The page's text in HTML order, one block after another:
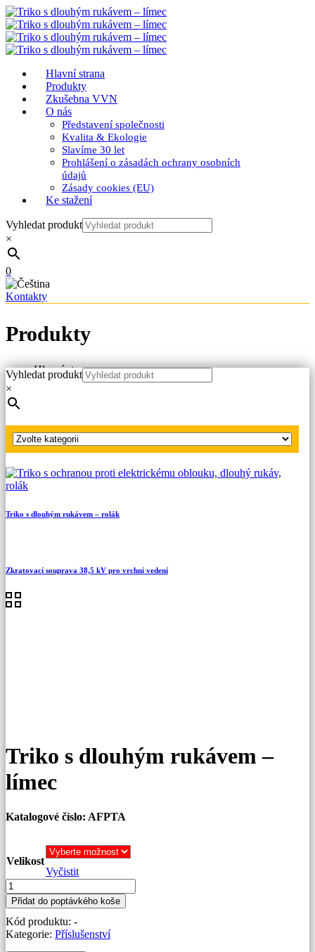
Hlavní strana
Produkty
Zkušebna VVN
O nás
Představení společnosti
Kvalita & Ekologie
Slavíme 30 let
Prohlášení o zásadách ochrany osobních
údajů
Zásady cookies (EU)
Ke stažení
Vyhledat produkt
×
0
Kontakty
Produkty
Hlavní strana
Produkty
Vyhledat produkt
×
Triko s dlouhým rukávem – rolák
Zkratovací souprava 38,5 kV pro vrchní vedení
Triko s dlouhým rukávem –
límec
Katalogové číslo: AFPTA
Velikost
Vyčistit
Triko
s
dlouhým
rukávem
-
Přidat do poptávkého koše
Kód produktu: -
Kategorie: Příslušenství